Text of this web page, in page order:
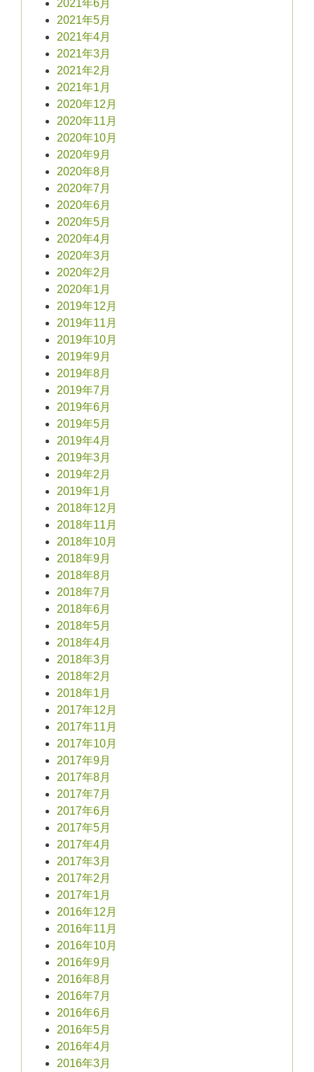
2021年6月
2021年5月
2021年4月
2021年3月
2021年2月
2021年1月
2020年12月
2020年11月
2020年10月
2020年9月
2020年8月
2020年7月
2020年6月
2020年5月
2020年4月
2020年3月
2020年2月
2020年1月
2019年12月
2019年11月
2019年10月
2019年9月
2019年8月
2019年7月
2019年6月
2019年5月
2019年4月
2019年3月
2019年2月
2019年1月
2018年12月
2018年11月
2018年10月
2018年9月
2018年8月
2018年7月
2018年6月
2018年5月
2018年4月
2018年3月
2018年2月
2018年1月
2017年12月
2017年11月
2017年10月
2017年9月
2017年8月
2017年7月
2017年6月
2017年5月
2017年4月
2017年3月
2017年2月
2017年1月
2016年12月
2016年11月
2016年10月
2016年9月
2016年8月
2016年7月
2016年6月
2016年5月
2016年4月
2016年3月